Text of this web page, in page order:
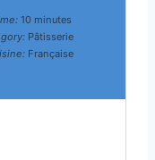
10 minutes
Pâtisserie
Française